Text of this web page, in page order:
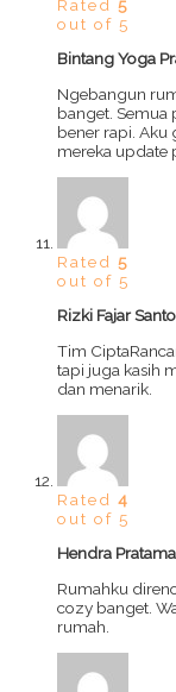
Rated 5
out of 5
Bintang Yoga
Ngebangun
banget. Semua
bener rapi. Aku
mereka update
Rated 5
out of 5
Rizki Fajar
Tim
tapi juga kasih
dan menarik.
Rated 4
out of 5
Hendra
Rumahku
cozy banget.
rumah.